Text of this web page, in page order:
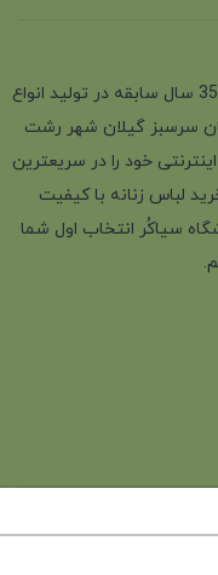
فروشگاه سیاکُر فروش لباس زنانه با بیش از 35 سال سابقه در تولید انواع
سرسبز گیلان شهر رشت
خود را در سریعترین
لباس زنانه با کیفیت
سیاکُر انتخاب اول شما